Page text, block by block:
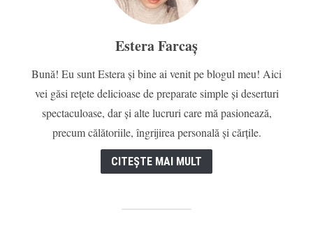
Estera Farcaș
Bună! Eu sunt Estera și bine ai venit pe blogul meu! Aici
vei găsi rețete delicioase de preparate simple și deserturi
spectaculoase, dar și alte lucruri care mă pasionează,
precum călătoriile, îngrijirea personală și cărțile.
CITEȘTE MAI MULT